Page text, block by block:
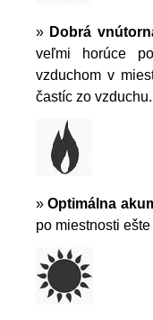
» Dobrá
veľmi horúce
vzduchom v
častíc zo vzduchu.
»Optimálna
po miestnosti